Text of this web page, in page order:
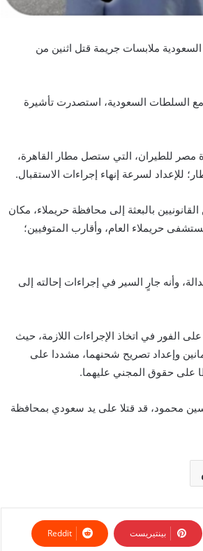
السعودية ملابسات جريمة قتل اثنين من
مع السلطات السعودية، استصدرت تأشيرة
مصر للطيران، التي ستصل مطار القاهرة،
بالبعثة إلى محافظة حريملاء، مكان
حريملاء العام، وأقارب المتوفيين؛
وأنه جارٍ السير في إجراءات إحالته إلى
الفور في اتخاذ الإجراءات اللازمة، حيث
وإعداد تصريح شحنهما، مشددا على
على حقوق المجني عليهما.
محمود، قد قتلا على يد سعودي بمحافظة
بينتيريست